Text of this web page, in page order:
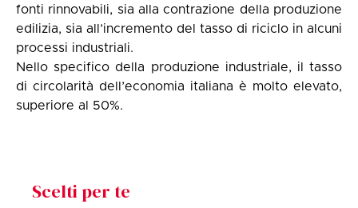
fonti rinnovabili, sia alla contrazione della produzione
edilizia, sia all’incremento del tasso di riciclo in alcuni
processi industriali.
Nello specifico della produzione industriale, il tasso
di circolarità dell’economia italiana è molto elevato,
superiore al 50%.
Scelti per te